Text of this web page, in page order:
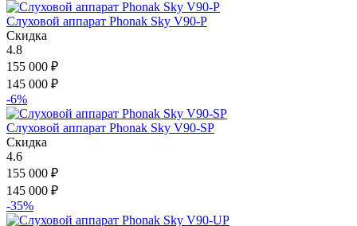
Слуховой аппарат Phonak Sky V90-P
Скидка
4.8
155 000 ₽
145 000 ₽
-6%
Слуховой аппарат Phonak Sky V90-SP
Скидка
4.6
155 000 ₽
145 000 ₽
-35%